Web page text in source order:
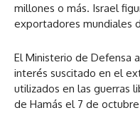
millones o más. Israel
exportadores mundiales
El Ministerio de Defensa
interés suscitado en el
utilizados en las guerras
de Hamás el 7 de